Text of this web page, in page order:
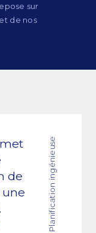
sur
de nos
Planification ingénieuse
de
une